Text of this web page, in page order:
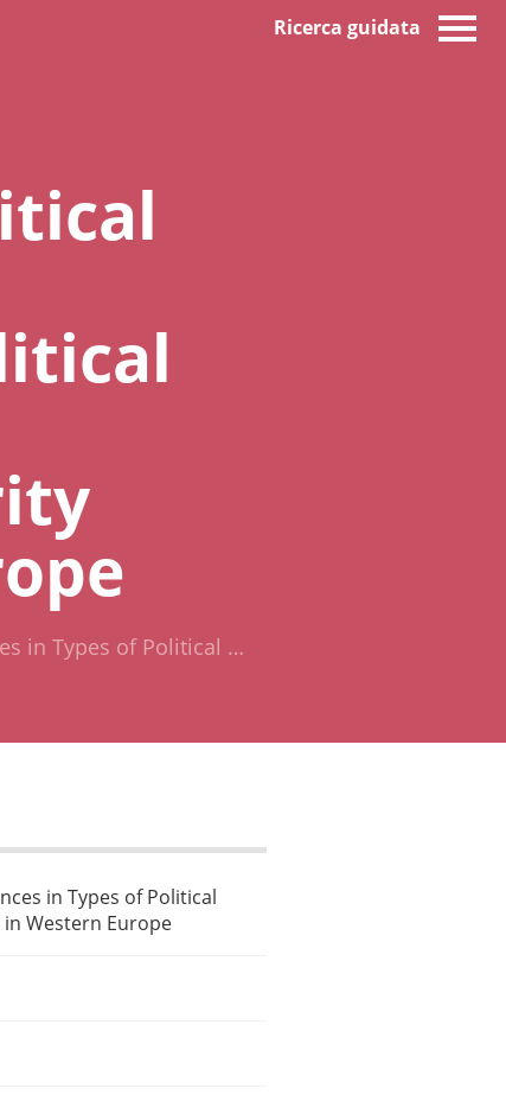
Ricerca guidata
in Types of Political …
in Types of Political
Western Europe